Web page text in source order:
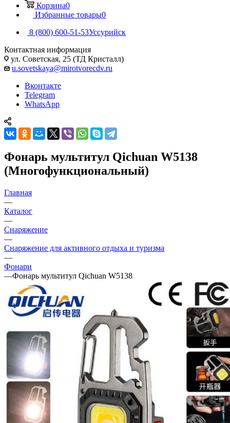
Корзина0
Избранные товары0
8 (800) 600-51-53Уссурийск
Контактная информация
ул. Советская, 25 (ТД Кристалл)
u.sovetskaya@mirotvorecdv.ru
Вконтакте
Telegram
WhatsApp
Фонарь мультитул Qichuan W5138
(Многофункциональный)
Главная
—
Каталог
—
Снаряжение
—
Снаряжение для активного отдыха и туризма
—
Фонари
—Фонарь мультитул Qichuan W5138